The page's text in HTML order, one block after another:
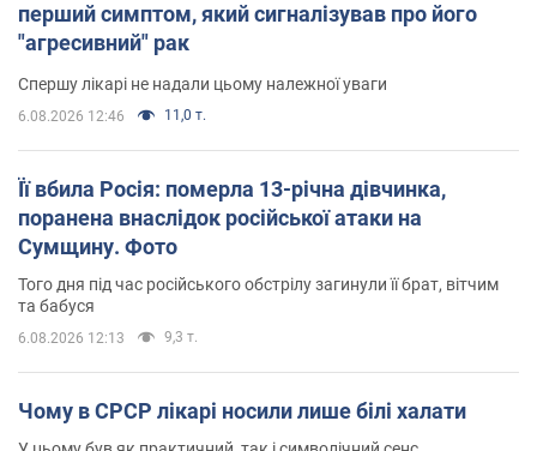
перший симптом, який сигналізував про його
"агресивний" рак
Спершу лікарі не надали цьому належної уваги
6.08.2026 12:46 11,0 т.
Її вбила Росія: померла 13-річна дівчинка,
поранена внаслідок російської атаки на
Сумщину. Фото
Того дня під час російського обстрілу загинули її брат, вітчим
та бабуся
6.08.2026 12:13 9,3 т.
Чому в СРСР лікарі носили лише білі халати